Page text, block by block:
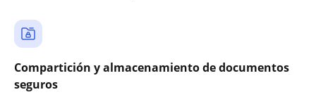
Compartición y almacenamiento de documentos
seguros